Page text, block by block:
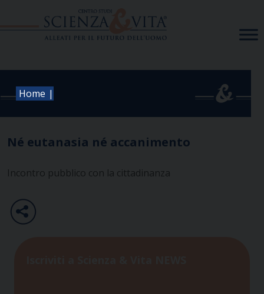
Home |
Né eutanasia né accanimento
Incontro pubblico con la cittadinanza